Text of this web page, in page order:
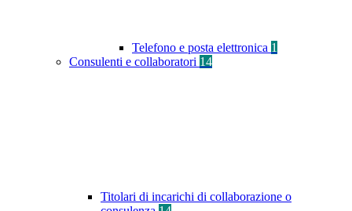
Telefono e posta elettronica 1
Consulenti e collaboratori 14
Titolari di incarichi di collaborazione o